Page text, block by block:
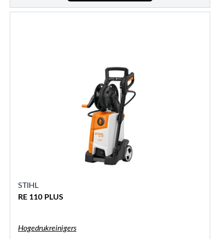
STIHL
RE 110 PLUS
Hogedrukreinigers